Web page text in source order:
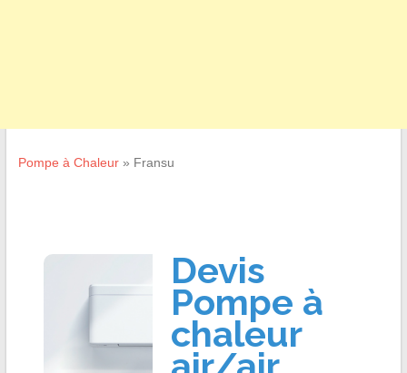
Pompe à Chaleur» Fransu